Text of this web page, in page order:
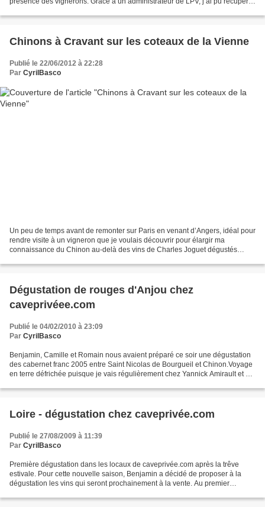
Chinons à Cravant sur les coteaux de la Vienne
Publié le 22/06/2012 à 22:28
Par CyrilBasco
Un peu de temps avant de remonter sur Paris en venant d’Angers, idéal pour
rendre visite à un vigneron que je voulais découvrir pour élargir ma
connaissance du Chinon au-delà des vins de Charles Joguet dégustés
Dégustation de rouges d'Anjou chez
caveprivéee.com
Publié le 04/02/2010 à 23:09
Par CyrilBasco
Benjamin, Camille et Romain nous avaient préparé ce soir une dégustation
des cabernet franc 2005 entre Saint Nicolas de Bourgueil et Chinon.Voyage
en terre défrichée puisque je vais régulièrement chez Yannick Amirault et au
Loire - dégustation chez caveprivée.com
Publié le 27/08/2009 à 11:39
Par CyrilBasco
Première dégustation dans les locaux de caveprivée.com après la trêve
estivale. Pour cette nouvelle saison, Benjamin a décidé de proposer à la
dégustation les vins qui seront prochainement à la vente. Au premier